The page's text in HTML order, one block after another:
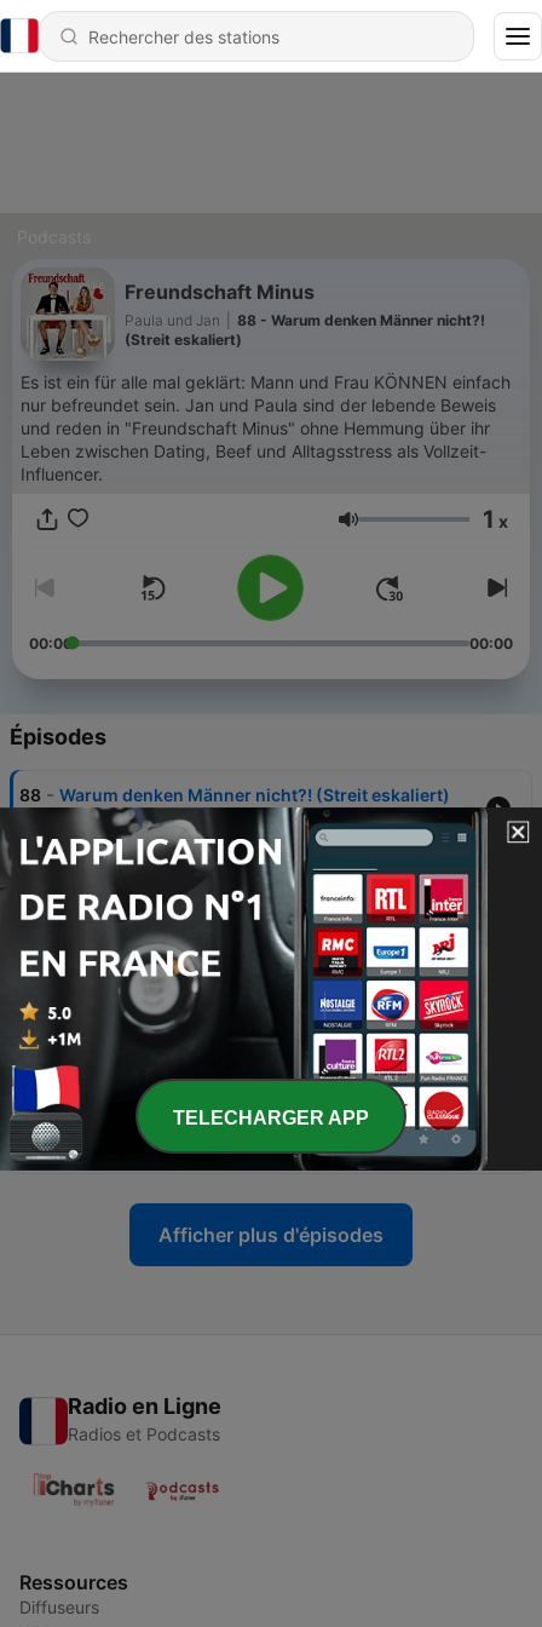
Freundschaft Minus
Paula und Jan
88 - Warum denken Männer nicht?!
(Streit eskaliert)
Es ist ein für alle mal geklärt: Mann und Frau KÖNNEN einfach
nur befreundet sein. Jan und Paula sind der lebende Beweis
und reden in "Freundschaft Minus" ohne Hemmung über ihr
Leben zwischen Dating, Beef und Alltagsstress als Vollzeit-
Influencer.
Volume 1 x
00:00 00:00
Épisodes
88 - Warum denken Männer nicht?! (Streit eskaliert)
02 août 2026
87 - Sorry!
26 juil. 2026
86 - Unangenehme Fan-Begegnung 🙄
19 juil. 2026
85 - Ich dachte, ich muss sterben. Mitten im größten
Erfolg.
12 juil. 2026
84 - Früher war wirklich gar nichts besser!
05 juil. 2026
Afficher plus d'épisodes
Radio en Ligne
Radios et Podcasts
Ressources
Diffuseurs
TELECHARGER APP